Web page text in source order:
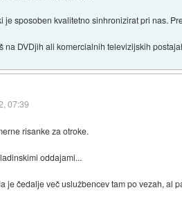
je sposoben kvalitetno sinhronizirat pri nas.
na DVDjih ali komercialnih televizijskih
07:39
risanke za otroke.
oddajami...
je čedalje več uslužbencev tam po vezah, al